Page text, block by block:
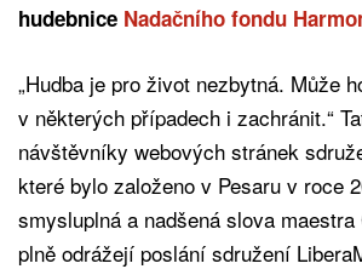
hudebnice Nadačního fondu
„Hudba je pro život nezbytná. Může
v některých případech i zachránit.“
návštěvníky webových stránek
které bylo založeno v Pesaru v roce
smysluplná a nadšená slova maestra
plně odrážejí poslání sdružení